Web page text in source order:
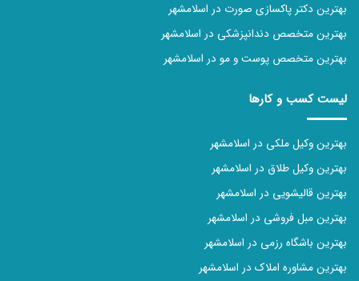
بهترین دکتر پاکسازی صورت در اسلامشهر
بهترین متخصص دندانپزشکی در اسلامشهر
بهترین متخصص پوست و مو در اسلامشهر
لیست کسب و کارها
بهترین وکیل ملکی در اسلامشهر
بهترین وکیل طلاق در اسلامشهر
بهترین قالیشویی در اسلامشهر
بهترین مبل فروشی در اسلامشهر
بهترین باشگاه رزمی در اسلامشهر
بهترین مشاوره املاک در اسلامشهر